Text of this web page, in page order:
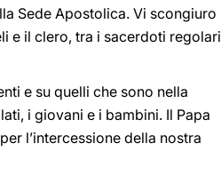
Sede Apostolica. Vi scongiuro
e il clero, tra i sacerdoti regolari
e su quelli che sono nella
i giovani e i bambini. Il Papa
l’intercessione della nostra